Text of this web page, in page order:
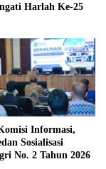
Harlah Ke-25
Informasi,
Sosialisasi
No. 2 Tahun 2026